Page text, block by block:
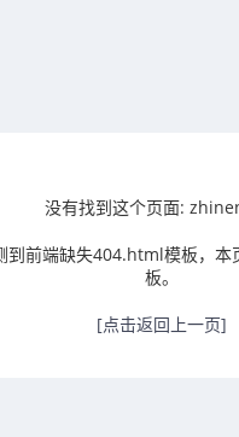
没有找到这个页面:
到前端缺失404.html模板，本
板。
[点击返回上一页]